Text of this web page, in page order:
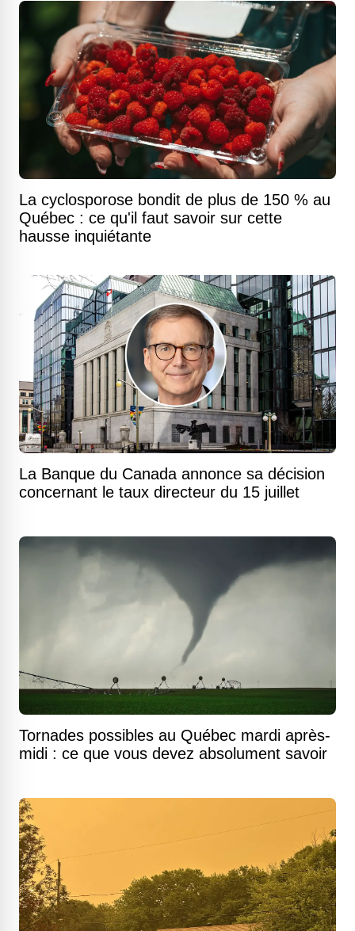
La cyclosporose bondit de plus de 150 % au
Québec : ce qu'il faut savoir sur cette
hausse inquiétante
La Banque du Canada annonce sa décision
concernant le taux directeur du 15 juillet
Tornades possibles au Québec mardi après-
midi : ce que vous devez absolument savoir